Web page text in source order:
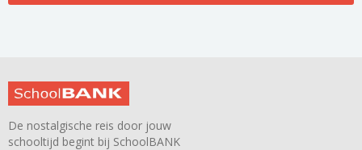
De nostalgische reis door jouw
schooltijd begint bij SchoolBANK